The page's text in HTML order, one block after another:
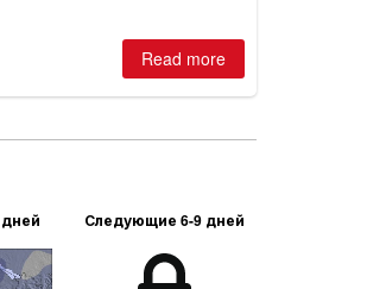
Read more
Следующие 6-9 дней